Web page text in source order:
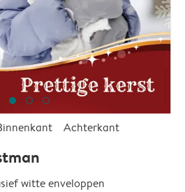
Achterkant
witte enveloppen